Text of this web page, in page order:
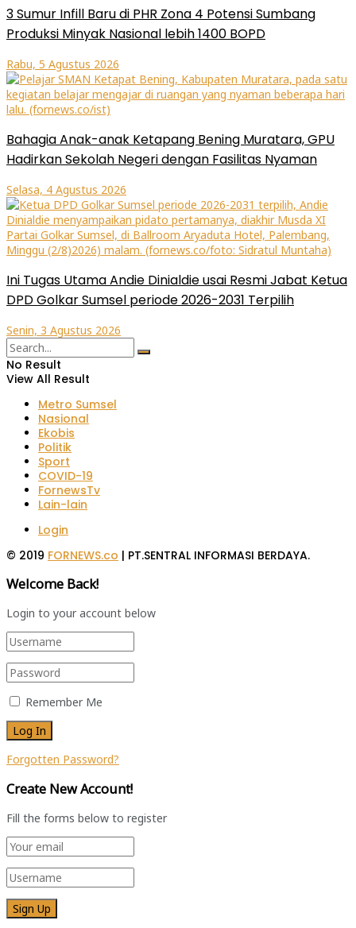
3 Sumur Infill Baru di PHR Zona 4 Potensi Sumbang
Produksi Minyak Nasional lebih 1400 BOPD
Rabu, 5 Agustus 2026
Bahagia Anak-anak Ketapang Bening Muratara, GPU
Hadirkan Sekolah Negeri dengan Fasilitas Nyaman
Selasa, 4 Agustus 2026
Ini Tugas Utama Andie Dinialdie usai Resmi Jabat Ketua
DPD Golkar Sumsel periode 2026-2031 Terpilih
Senin, 3 Agustus 2026
No Result
View All Result
Metro Sumsel
Nasional
Ekobis
Politik
Sport
COVID-19
FornewsTv
Lain-lain
Login
© 2019 FORNEWS.co | PT.SENTRAL INFORMASI BERDAYA.
Welcome Back!
Login to your account below
Remember Me
Forgotten Password?
Create New Account!
Fill the forms below to register